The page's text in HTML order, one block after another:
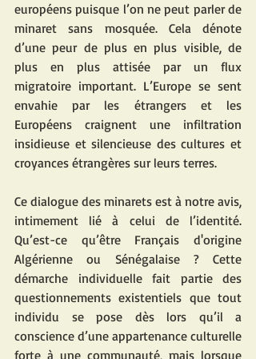
européens puisque l’on ne peut parler de
minaret sans mosquée. Cela dénote
d’une peur de plus en plus visible, de
plus en plus attisée par un flux
migratoire important. L’Europe se sent
envahie par les étrangers et les
Européens craignent une infiltration
insidieuse et silencieuse des cultures et
croyances étrangères sur leurs terres.
Ce dialogue des minarets est à notre avis,
intimement lié à celui de l’identité.
Qu’est-ce qu’être Français d'origine
Algérienne ou Sénégalaise ? Cette
démarche individuelle fait partie des
questionnements existentiels que tout
individu se pose dès lors qu’il a
conscience d’une appartenance culturelle
forte à une communauté, mais lorsque